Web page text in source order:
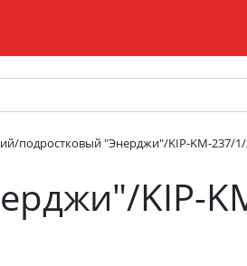
подростковый "Энерджи"/KIP-KM-237/
KIP-